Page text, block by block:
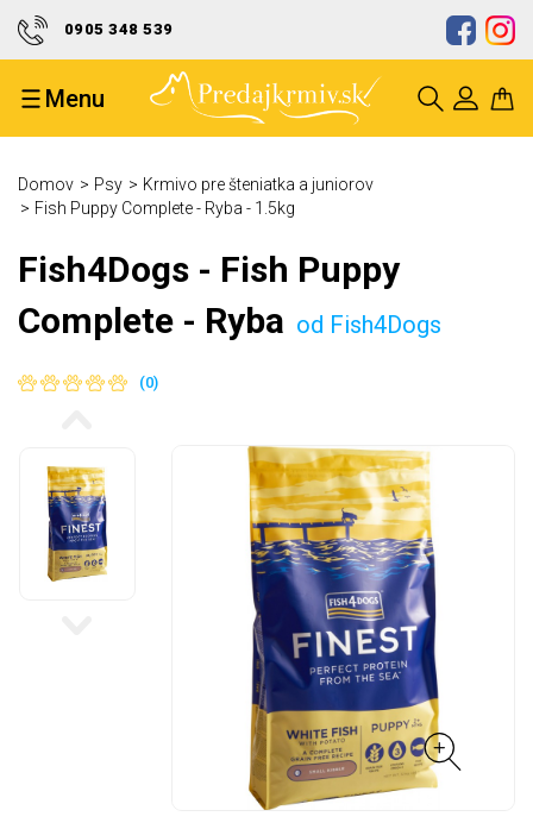
0905 348 539
Doprava zdarma od 50 eur
Ocenenie kvality a spoľahlivosti
údajov
Menu
Domov Psy
Krmivo pre šteniatka a juniorov
Fish Puppy Complete - Ryba - 1.5kg
Fish4Dogs - Fish Puppy
Complete - Ryba od Fish4Dogs
(0)